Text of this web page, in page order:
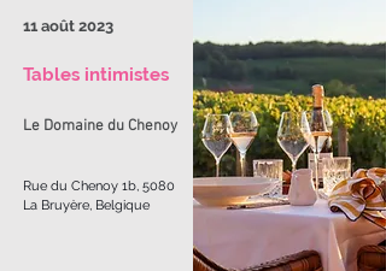
11 août 2023
Tables intimistes
Le Domaine du Chenoy
Rue du Chenoy 1b, 5080
La Bruyère, Belgique